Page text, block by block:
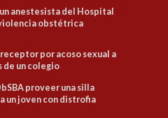
anestesista del Hospital
obstétrica
por acoso sexual a
de un colegio
proveer una silla
un joven con distrofia